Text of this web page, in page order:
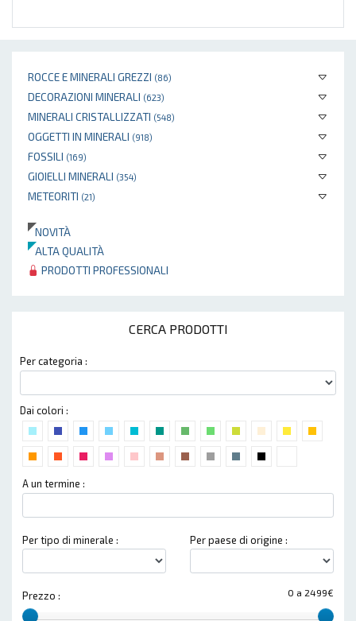
ROCCE E MINERALI GREZZI (86)
DECORAZIONI MINERALI (623)
MINERALI CRISTALLIZZATI (548)
OGGETTI IN MINERALI (918)
FOSSILI (169)
GIOIELLI MINERALI (354)
METEORITI (21)
NOVITÀ
ALTA QUALITÀ
PRODOTTI PROFESSIONALI
CERCA PRODOTTI
Per categoria :
Dai colori :
A un termine :
Per tipo di minerale : Per paese di origine :
0 a 2499€
Prezzo :